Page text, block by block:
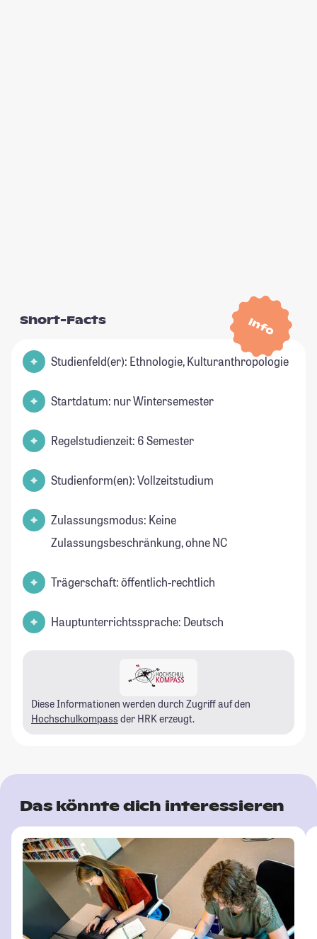
Info
Short-Facts
Studienfeld(er): Ethnologie, Kulturanthropologie
Startdatum: nur Wintersemester
Regelstudienzeit: 6 Semester
Studienform(en): Vollzeitstudium
Zulassungsmodus: Keine
Zulassungsbeschränkung, ohne NC
Trägerschaft: öffentlich-rechtlich
Hauptunterrichtssprache: Deutsch
Diese Informationen werden durch Zugriff auf den
Hochschulkompass der HRK erzeugt.
Das könnte dich interessieren